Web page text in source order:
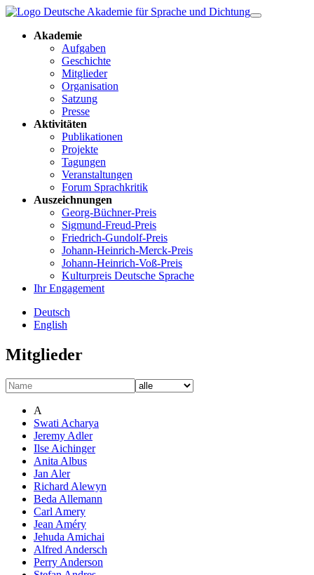
Akademie
Aufgaben
Geschichte
Mitglieder
Organisation
Satzung
Presse
Aktivitäten
Publikationen
Projekte
Tagungen
Veranstaltungen
Forum Sprachkritik
Auszeichnungen
Georg-Büchner-Preis
Sigmund-Freud-Preis
Friedrich-Gundolf-Preis
Johann-Heinrich-Merck-Preis
Johann-Heinrich-Voß-Preis
Kulturpreis Deutsche Sprache
Ihr Engagement
Deutsch
English
Mitglieder
A
Swati Acharya
Jeremy Adler
Ilse Aichinger
Anita Albus
Jan Aler
Richard Alewyn
Beda Allemann
Carl Amery
Jean Améry
Jehuda Amichai
Alfred Andersch
Perry Anderson